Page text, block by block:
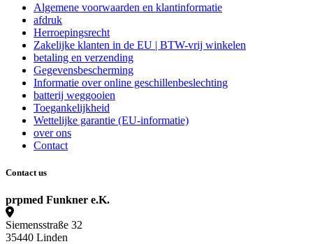
Algemene voorwaarden en klantinformatie
afdruk
Herroepingsrecht
Zakelijke klanten in de EU | BTW-vrij winkelen
betaling en verzending
Gegevensbescherming
Informatie over online geschillenbeslechting
batterij weggooien
Toegankelijkheid
Wettelijke garantie (EU-informatie)
over ons
Contact
Contact us
prpmed Funkner e.K.
Siemensstraße 32
35440 Linden